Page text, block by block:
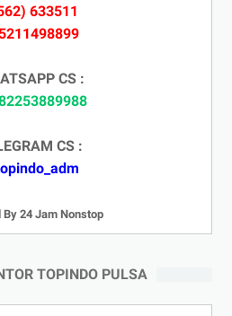
633511
CS :
CS :
By 24 Jam Nonstop
TOPINDO PULSA